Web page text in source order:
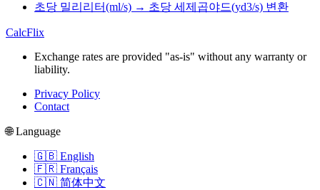
초당 밀리리터(ml/s) → 초당 세제곱야드(yd3/s) 변환
CalcFlix
Exchange rates are provided "as-is" without any warranty or
liability.
Privacy Policy
Contact
🌐 Language
🇬🇧 English
🇫🇷 Français
🇨🇳 简体中文